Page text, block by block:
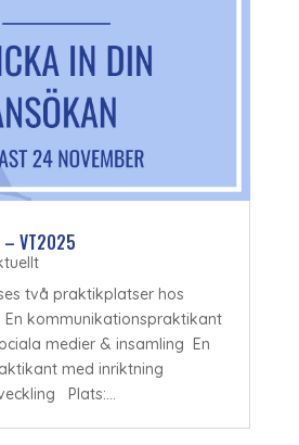
– VT2025
två praktikplatser hos
kommunikationspraktikant
medier & insamling En
med inriktning
Plats:...